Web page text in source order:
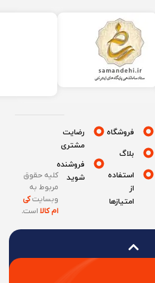
فروشگاه
بلاگ
استفاده
امتیازها
رضایت
مشتری
فروشنده
شوید
کلیه حقوق
مربوط به
وبسایتکی
ام کالااست.